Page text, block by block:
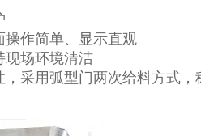
操作简单、显示直观
现场环境清洁
采用弧型门两次给料方式，